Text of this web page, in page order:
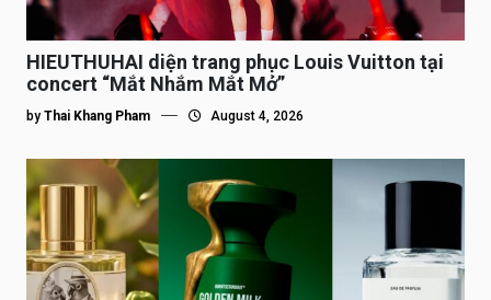
HIEUTHUHAI diện trang phục Louis Vuitton tại
concert “Mắt Nhắm Mắt Mở”
by Thai Khang Pham August 4, 2026